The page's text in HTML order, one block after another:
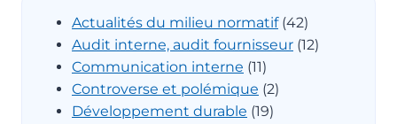
Actualités du milieu normatif(42)
Audit interne, audit fournisseur (12)
Communication interne (11)
Controverse et polémique (2)
Développement durable (19)